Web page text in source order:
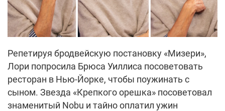
Репетируя бродвейскую постановку «Мизери»,
Лори попросила Брюса Уиллиса посоветовать
ресторан в Нью-Йорке, чтобы поужинать с
сыном. Звезда «Крепкого орешка» посоветовал
знаменитый Nobu и тайно оплатил ужин